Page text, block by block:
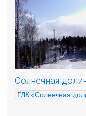
Солнечная
ГЛК «Солнечная